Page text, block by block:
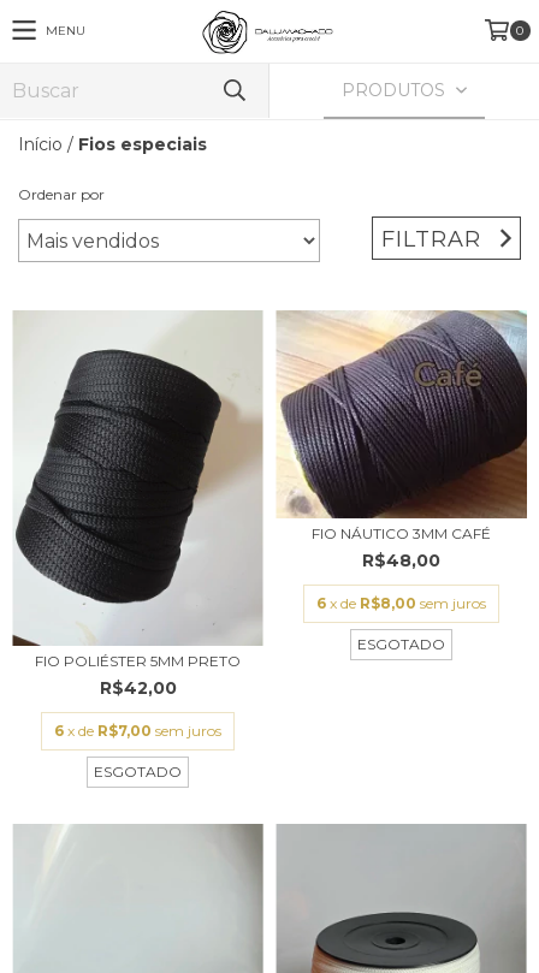
MENU 0
PRODUTOS
Início / Fios especiais
Ordenar por
FILTRAR
FIO POLIÉSTER 5MM PRETO
R$42,00
6 x de R$7,00 sem juros
ESGOTADO
FIO NÁUTICO 3MM CAFÉ
R$48,00
6 x de R$8,00 sem juros
ESGOTADO